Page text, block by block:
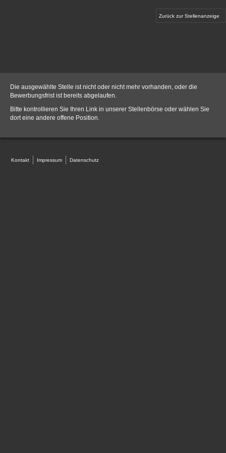
Zurück zur Stellenanzeige
Die ausgewählte Stelle ist nicht oder nicht mehr vorhanden, oder die
Bewerbungsfrist ist bereits abgelaufen.
Bitte kontrollieren Sie Ihren Link in unserer Stellenbörse oder wählen Sie
dort eine andere offene Position.
Kontakt Impressum Datenschutz